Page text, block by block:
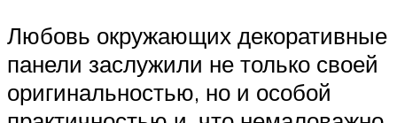
Любовь окружающих декоративные
панели заслужили не только своей
оригинальностью, но и особой